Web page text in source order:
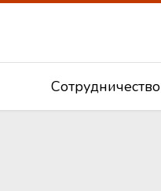
Сотрудничество